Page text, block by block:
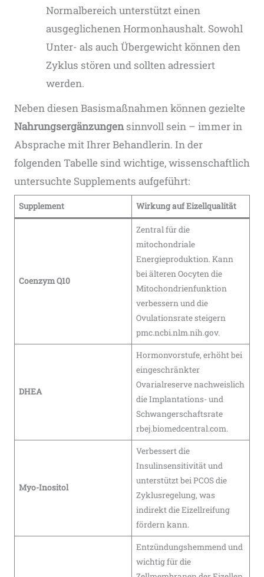
Normalbereich unterstützt einen
ausgeglichenen Hormonhaushalt. Sowohl
Unter- als auch Übergewicht können den
Zyklus stören und sollten adressiert
werden.
Neben diesen Basismaßnahmen können gezielte
Nahrungsergänzungensinnvoll sein – immer in
Absprache mit Ihrer Behandlerin. In der
folgenden Tabelle sind wichtige, wissenschaftlich
untersuchte Supplements aufgeführt:
Supplement Wirkung auf Eizellqualität
Coenzym Q10
Zentral für die
mitochondriale
Energieproduktion. Kann
bei älteren Oocyten die
Mitochondrienfunktion
verbessern und die
Ovulationsrate steigern​
pmc.ncbi.nlm.nih.gov.
DHEA
Hormonvorstufe, erhöht bei
eingeschränkter
Ovarialreserve nachweislich
die Implantations- und
Schwangerschaftsrate​
rbej.biomedcentral.com.
Myo-Inositol
Verbessert die
Insulinsensitivität und
unterstützt bei PCOS die
Zyklusregelung, was
indirekt die Eizellreifung
fördern kann.
Entzündungshemmend und
wichtig für die